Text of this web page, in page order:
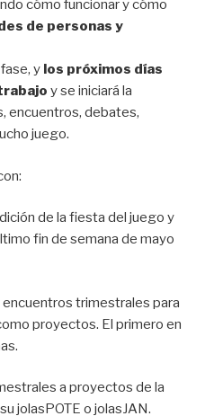
cómo funcionar y cómo
de personas y
y los próximos días
y se iniciará la
encuentros, debates,
juego.
de la fiesta del juego y
fin de semana de mayo
encuentros trimestrales para
proyectos. El primero en
a proyectos de la
jolasPOTE o jolasJAN.